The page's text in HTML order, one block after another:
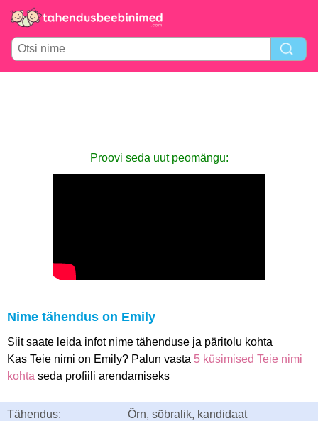
Proovi seda uut peomängu:
Nime tähendus on Emily
Siit saate leida infot nime tähenduse ja päritolu kohta
Kas Teie nimi on Emily? Palun vasta 5 küsimised Teie nimi
kohta seda profiili arendamiseks
Tähendus: Õrn, sõbralik, kandidaat